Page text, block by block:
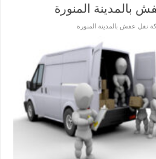
بالمدينة المنورة
نقل عفش بالمدينة المنورة